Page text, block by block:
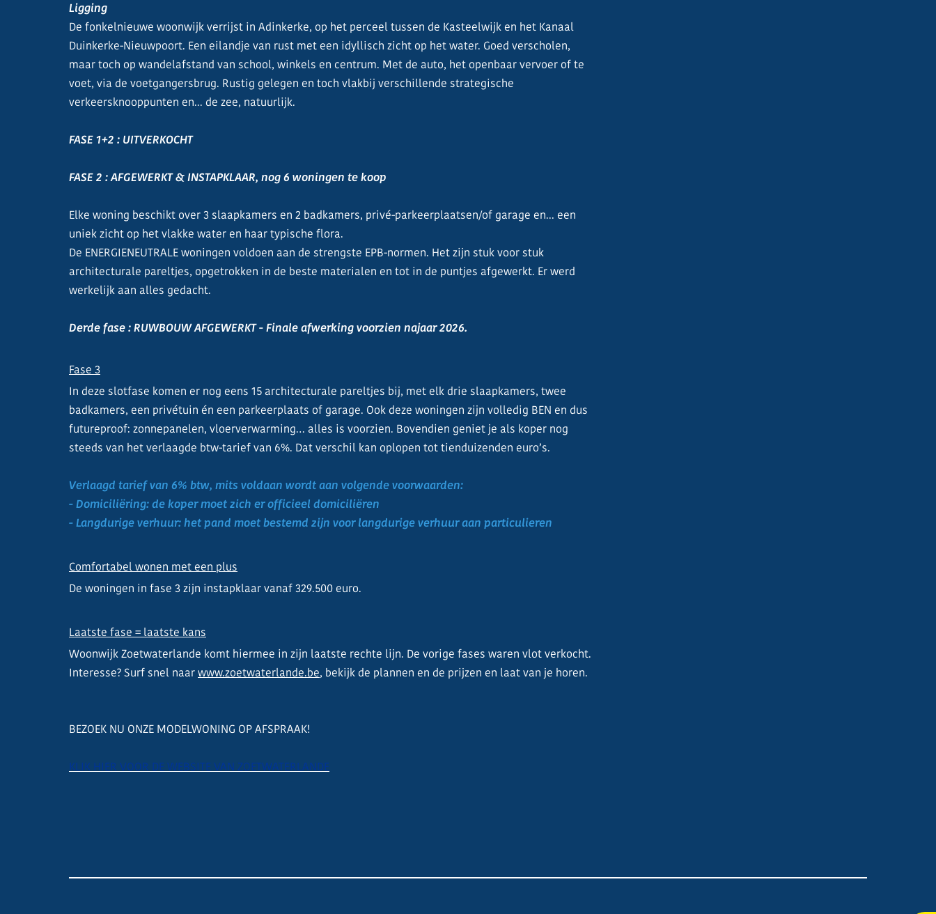
Ligging
De fonkelnieuwe woonwijk verrijst in Adinkerke, op het perceel tussen de Kasteelwijk en het Kanaal
Duinkerke-Nieuwpoort. Een eilandje van rust met een idyllisch zicht op het water. Goed verscholen,
maar toch op wandelafstand van school, winkels en centrum. Met de auto, het openbaar vervoer of te
voet, via de voetgangersbrug. Rustig gelegen en toch vlakbij verschillende strategische
verkeersknooppunten en... de zee, natuurlijk.
FASE 1+2 : UITVERKOCHT
FASE 2 : AFGEWERKT & INSTAPKLAAR, nog 6 woningen te koop
Elke woning beschikt over 3 slaapkamers en 2 badkamers, privé-parkeerplaatsen/of garage en... een
uniek zicht op het vlakke water en haar typische flora.
De ENERGIENEUTRALE woningen voldoen aan de strengste EPB-normen. Het zijn stuk voor stuk
architecturale pareltjes, opgetrokken in de beste materialen en tot in de puntjes afgewerkt. Er werd
werkelijk aan alles gedacht.
Derde fase : RUWBOUW AFGEWERKT - Finale afwerking voorzien najaar 2026.
Fase 3
In deze slotfase komen er nog eens 15 architecturale pareltjes bij, met elk drie slaapkamers, twee
badkamers, een privétuin én een parkeerplaats of garage. Ook deze woningen zijn volledig BEN en dus
futureproof: zonnepanelen, vloerverwarming… alles is voorzien. Bovendien geniet je als koper nog
steeds van het verlaagde btw-tarief van 6%. Dat verschil kan oplopen tot tienduizenden euro’s.
Verlaagd tarief van 6% btw, mits voldaan wordt aan volgende voorwaarden:
- Domiciliëring: de koper moet zich er officieel domiciliëren
- Langdurige verhuur: het pand moet bestemd zijn voor langdurige verhuur aan particulieren
Comfortabel wonen met een plus
De woningen in fase 3 zijn instapklaar vanaf 329.500 euro.
Laatste fase = laatste kans
Woonwijk Zoetwaterlande komt hiermee in zijn laatste rechte lijn. De vorige fases waren vlot verkocht.
Interesse? Surf snel naarwww.zoetwaterlande.be, bekijk de plannen en de prijzen en laat van je horen.
BEZOEK NU ONZE MODELWONING OP AFSPRAAK!
KLIK HIER VOOR DE WEBSITE VAN ZOETWATERLANDE